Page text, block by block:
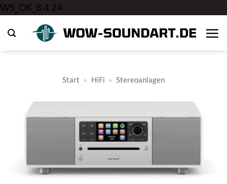
WS_OK_8.4.24
springen
Start » HiFi » Stereoanlagen